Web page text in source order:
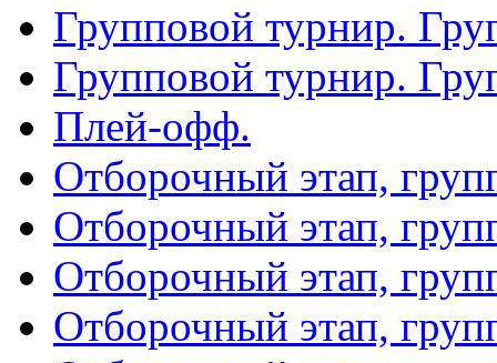
Групповой турнир.
Групповой турнир.
Плей-офф.
Отборочный этап,
Отборочный этап,
Отборочный этап,
Отборочный этап,